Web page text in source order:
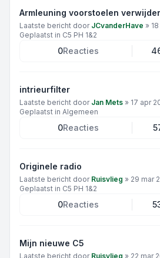
Armleuning voorstoelen
Laatste bericht door JCvanderHave »
Geplaatst in C5 PH 1&2
0Reacties
intrieurfilter
Laatste bericht door Jan Mets » 17 apr
Geplaatst in Algemeen
0Reacties
Originele radio
Laatste bericht door Ruisvlieg » 29 mar
Geplaatst in C5 PH 1&2
0Reacties
Mijn nieuwe C5
Laatste bericht door Ruisvlieg » 22 mar